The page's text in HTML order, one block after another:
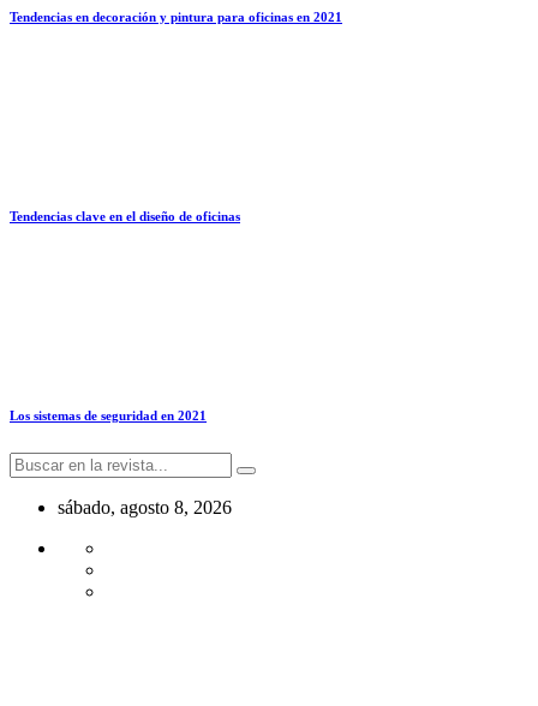
Tendencias en decoración y pintura para oficinas en 2021
Tendencias clave en el diseño de oficinas
Los sistemas de seguridad en 2021
sábado, agosto 8, 2026